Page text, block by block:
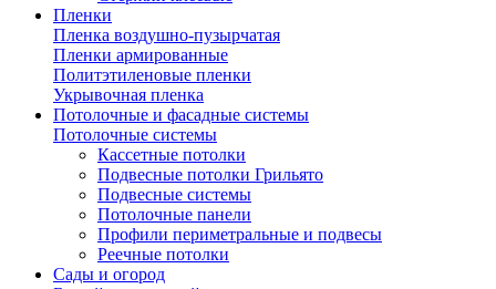
Пленки
Пленка воздушно-пузырчатая
Пленки армированные
Политэтиленовые пленки
Укрывочная пленка
Потолочные и фасадные системы
Потолочные системы
Кассетные потолки
Подвесные потолки Грильято
Подвесные системы
Потолочные панели
Профили периметральные и подвесы
Реечные потолки
Сады и огород